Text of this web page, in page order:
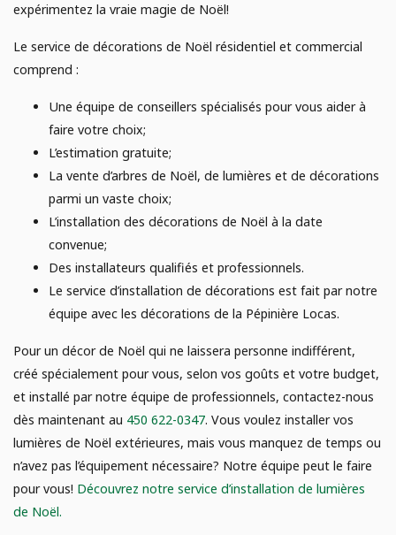
expérimentez la vraie magie de Noël!
Le service de décorations de Noël résidentiel et commercial
comprend :
Une équipe de conseillers spécialisés pour vous aider à
faire votre choix;
L’estimation gratuite;
La vente d’arbres de Noël, de lumières et de décorations
parmi un vaste choix;
L’installation des décorations de Noël à la date
convenue;
Des installateurs qualifiés et professionnels.
Le service d’installation de décorations est fait par notre
équipe avec les décorations de la Pépinière Locas.
Pour un décor de Noël qui ne laissera personne indifférent,
créé spécialement pour vous, selon vos goûts et votre budget,
et installé par notre équipe de professionnels, contactez-nous
dès maintenant au 450 622-0347. Vous voulez installer vos
lumières de Noël extérieures, mais vous manquez de temps ou
n’avez pas l’équipement nécessaire? Notre équipe peut le faire
pour vous! Découvrez notre service d’installation de lumières
de Noël.